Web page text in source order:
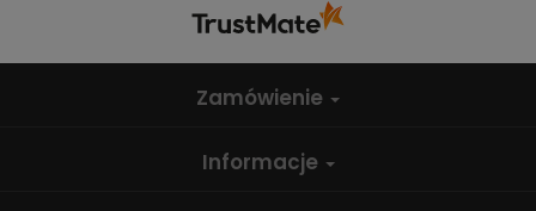
Zamówienie
Informacje